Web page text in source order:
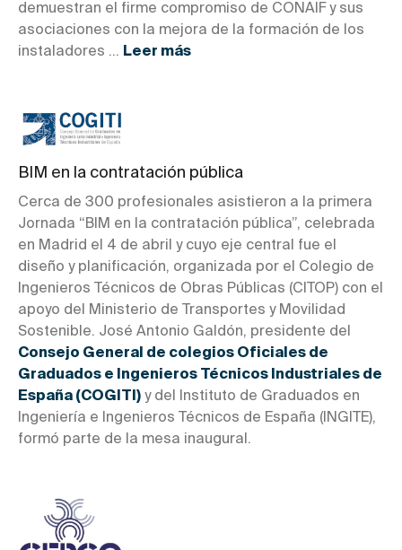
demuestran el firme compromiso de CONAIF y sus
asociaciones con la mejora de la formación de los
instaladores ... Leer más
BIM en la contratación pública
Cerca de 300 profesionales asistieron a la primera
Jornada “BIM en la contratación pública”, celebrada
en Madrid el 4 de abril y cuyo eje central fue el
diseño y planificación, organizada por el Colegio de
Ingenieros Técnicos de Obras Públicas (CITOP) con el
apoyo del Ministerio de Transportes y Movilidad
Sostenible. José Antonio Galdón, presidente del
Consejo General de colegios Oficiales de
Graduados e Ingenieros Técnicos Industriales de
España (COGITI) y del Instituto de Graduados en
Ingeniería e Ingenieros Técnicos de España (INGITE),
formó parte de la mesa inaugural.